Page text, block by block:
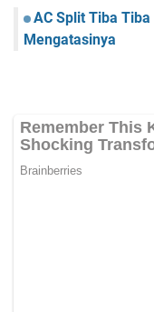
AC Split Tiba
Mengatasinya